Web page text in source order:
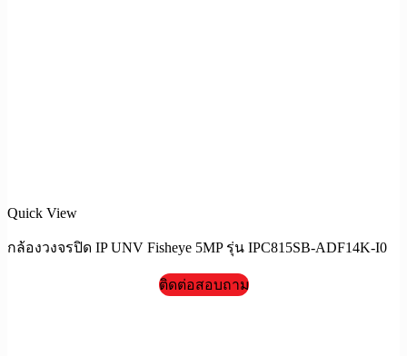
Quick View
กล้องวงจรปิด IP UNV Fisheye 5MP รุ่น IPC815SB-ADF14K-I0
ติดต่อสอบถาม